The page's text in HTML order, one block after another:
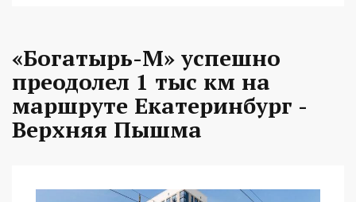
«Богатырь-М» успешно
преодолел 1 тыс км на
маршруте Екатеринбург -
Верхняя Пышма